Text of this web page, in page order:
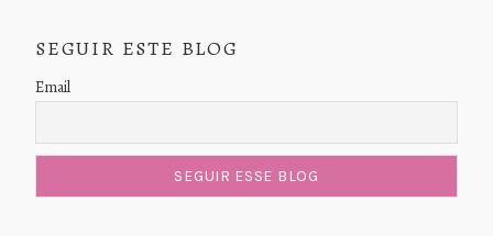
SEGUIR ESTE BLOG
Email